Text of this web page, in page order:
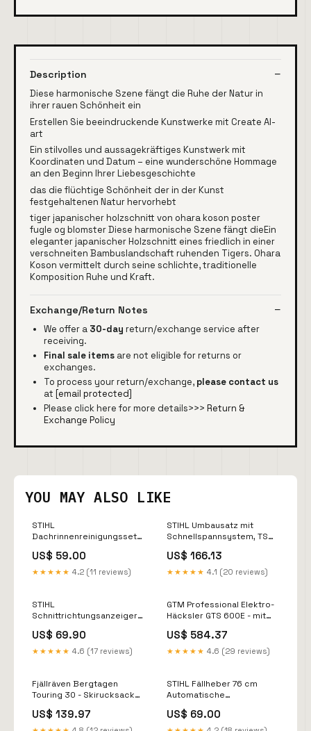
Description
Diese harmonische Szene fängt die Ruhe der Natur in
ihrer rauen Schönheit ein
Erstellen Sie beeindruckende Kunstwerke mit Create AI-
art
Ein stilvolles und aussagekräftiges Kunstwerk mit
Koordinaten und Datum – eine wunderschöne Hommage
an den Beginn Ihrer Liebesgeschichte
das die flüchtige Schönheit der in der Kunst
festgehaltenen Natur hervorhebt
tiger japanischer holzschnitt von ohara koson poster
fugle og blomster Diese harmonische Szene fängt dieEin
eleganter japanischer Holzschnitt eines friedlich in einer
verschneiten Bambuslandschaft ruhenden Tigers. Ohara
Koson vermittelt durch seine schlichte, traditionelle
Komposition Ruhe und Kraft.
Exchange/Return Notes
We offer a 30-day return/exchange service after
receiving.
Final sale items are not eligible for returns or
exchanges.
To process your return/exchange, please contact us
at [email protected]
Please click here for more details>>> Return &
Exchange Policy
YOU MAY ALSO LIKE
STIHL
Dachrinnenreinigungsset
US$ 59.00
★★★★★ 4.2 (11 reviews)
STIHL Umbausatz mit
Schnellspannsystem, TS
mit 1.5 Meter montiertem
Kabel
US$ 166.13
★★★★★ 4.1 (20 reviews)
STIHL
Schnittrichtungsanzeiger
US$ 69.90
★★★★★ 4.6 (17 reviews)
GTM Professional Elektro-
Häcksler GTS 600E - mit
Forstgurt
US$ 584.37
★★★★★ 4.6 (29 reviews)
Fjällräven Bergtagen
Touring 30 - Skirucksack
US$ 139.97
STIHL Fällheber 76 cm
Automatische
Lenkbremse.
vollhydraulische
US$ 69.00